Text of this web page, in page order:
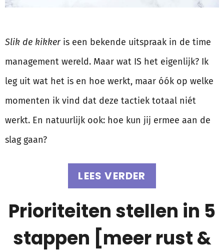
Slik de kikkeris een bekende uitspraak in de time
management wereld. Maar wat IS het eigenlijk? Ik
leg uit wat het is en hoe werkt, maar óók op welke
momenten ik vind dat deze tactiek totaal niét
werkt. En natuurlijk ook: hoe kun jij ermee aan de
slag gaan?
LEES VERDER
Prioriteiten stellen in 5
stappen [meer rust &